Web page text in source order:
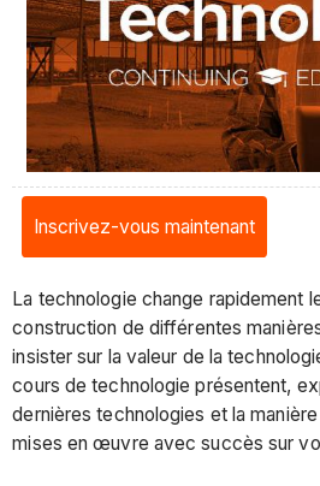
Inscrivez-vous maintenant
La technologie change rapidement
construction de différentes
insister sur la valeur de la
cours de technologie présentent,
dernières technologies et la
mises en œuvre avec succès sur